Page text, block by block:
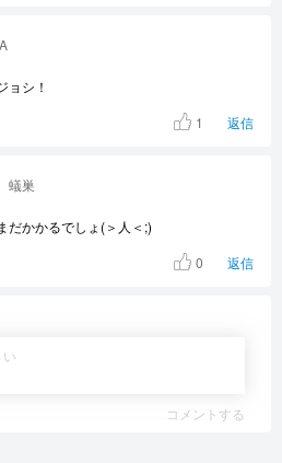
蟻巣
だかかるでしょ(＞人＜;)
0
返信
ョシ！
1
返信
コメントする